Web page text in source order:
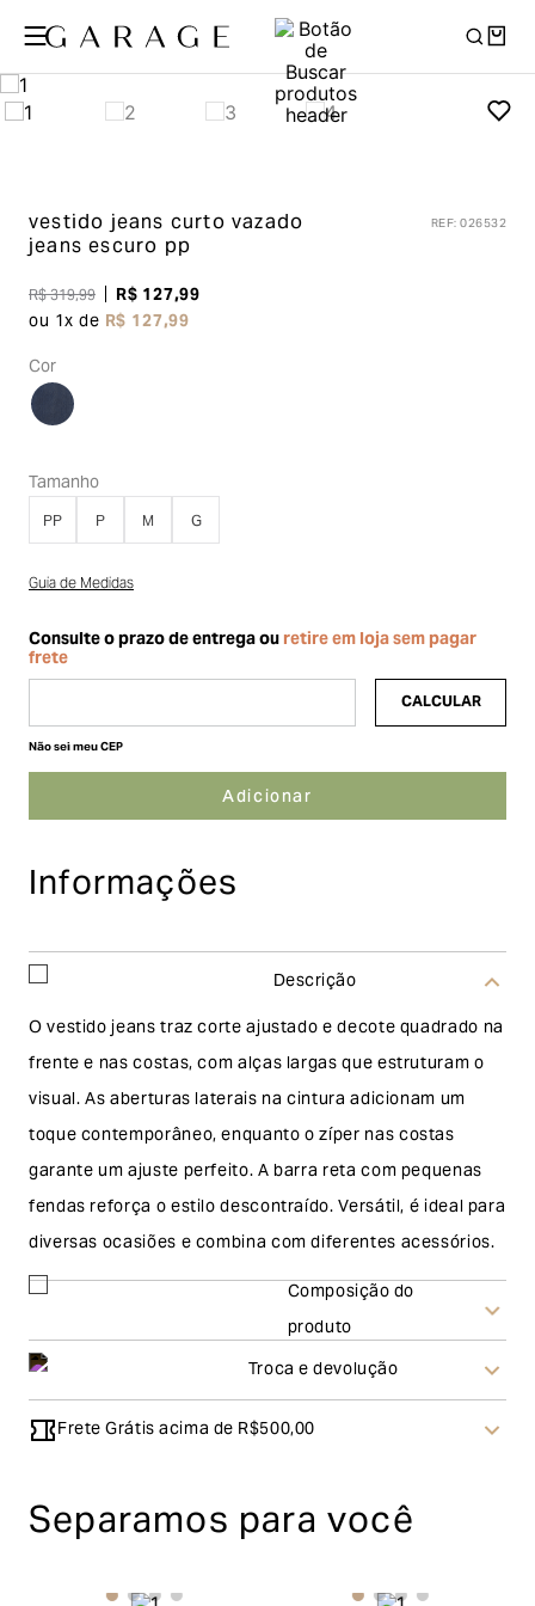
vestido jeans curto vazado
jeans escuro pp
REF:026532
R$319,99 R$127,99
ou 1x de R$ 127,99
Cor
Tamanho
PP P M G
Guia de Medidas
Não sei meu CEP
Informações
Descrição
O vestido jeans traz corte ajustado e decote quadrado na
frente e nas costas, com alças largas que estruturam o
visual. As aberturas laterais na cintura adicionam um
toque contemporâneo, enquanto o zíper nas costas
garante um ajuste perfeito. A barra reta com pequenas
fendas reforça o estilo descontraído. Versátil, é ideal para
diversas ocasiões e combina com diferentes acessórios.
Composição do
produto
Troca e devolução
Troca
dias corridos, a contar do recebimento do produto. Ao
envio do produto e conferência interna por parte da
Frete Grátis acima de R$500,00
Separamos para você